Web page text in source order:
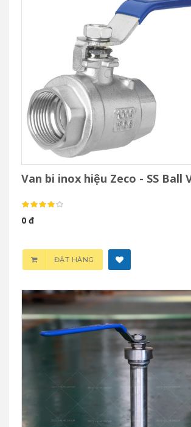
Van bi inox hiệu Zeco - SS Ball
0 đ
ĐẶT HÀNG